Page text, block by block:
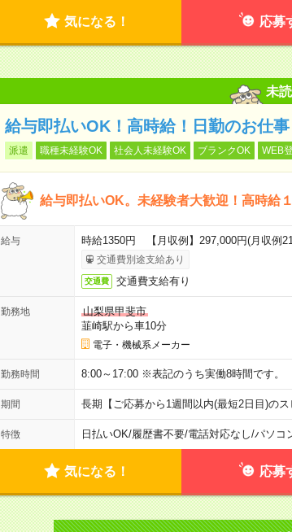
気になる！ 応募
未読
給与即払いOK！高時給！日勤のお仕
派遣 職種未経験OK 社会人未経験OK ブランクOK WEB
給与即払いOK。未経験者大歓迎！高時給
給与 時給1350円 【月収例】297,000円(月収例
交通費別途支給あり
交通費 交通費支給有り
勤務地
山梨県甲斐市
韮崎駅から車10分
電子・機械系メーカー
勤務時間 8:00～17:00 ※表記のうち実働8時間です。
期間 長期【ご応募から1週間以内(最短2日目)の
特徴 日払いOK/履歴書不要/電話対応なし/パソコ
気になる！ 応募